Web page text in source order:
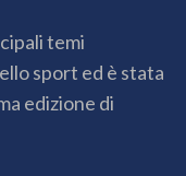
temi
sport ed è stata
edizione di